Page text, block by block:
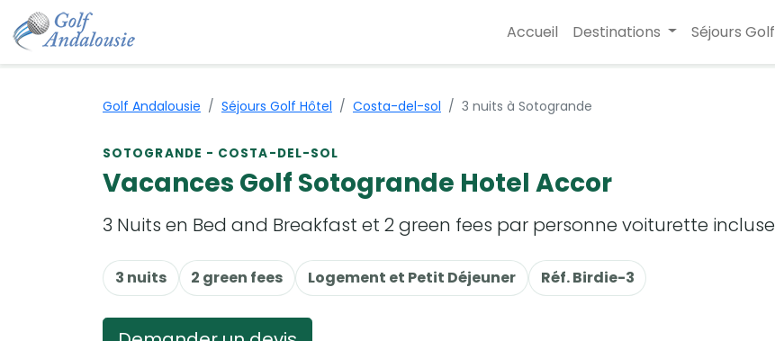
Accueil Destinations Séjours Golf
Golf Andalousie Séjours Golf Hôtel Costa-del-sol 3 nuits à Sotogrande
SOTOGRANDE - COSTA-DEL-SOL
Vacances Golf Sotogrande Hotel Accor
3 Nuits en Bed and Breakfast et 2 green fees par personne voiturette incluse
3 nuits 2 green fees Logement et Petit Déjeuner Réf. Birdie-3